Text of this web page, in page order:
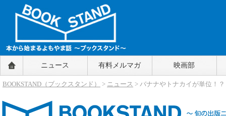
BOOKSTAND（ブックスタンド）
～本から始まるよもやま話～
BOOKSTAND（ブ
ニュース 有料メルマガ 映画部
BOOKSTAND（ブックスタンド） > ニュース > バナナやトナカイが単位！